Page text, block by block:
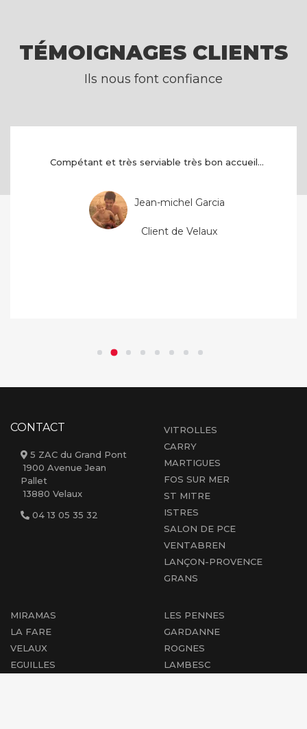
TÉMOIGNAGES CLIENTS
Ils nous font confiance
Compétant et très serviable très bon accueil...
Jean-michel Garcia
Client de Velaux
CONTACT
5 ZAC du Grand Pont
1900 Avenue Jean
Pallet
13880 Velaux
04 13 05 35 32
VITROLLES
CARRY
MARTIGUES
FOS SUR MER
ST MITRE
ISTRES
SALON DE PCE
VENTABREN
LANÇON-PROVENCE
GRANS
MIRAMAS
LA FARE
VELAUX
EGUILLES
LES PENNES
GARDANNE
ROGNES
LAMBESC